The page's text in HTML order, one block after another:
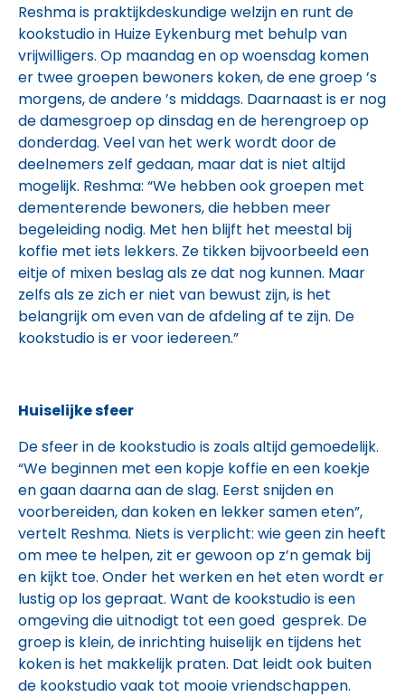
Reshma is praktijkdeskundige welzijn en runt de
kookstudio in Huize Eykenburg met behulp van
vrijwilligers. Op maandag en op woensdag komen
er twee groepen bewoners koken, de ene groep ’s
morgens, de andere ’s middags. Daarnaast is er nog
de damesgroep op dinsdag en de herengroep op
donderdag. Veel van het werk wordt door de
deelnemers zelf gedaan, maar dat is niet altijd
mogelijk. Reshma: “We hebben ook groepen met
dementerende bewoners, die hebben meer
begeleiding nodig. Met hen blijft het meestal bij
koffie met iets lekkers. Ze tikken bijvoorbeeld een
eitje of mixen beslag als ze dat nog kunnen. Maar
zelfs als ze zich er niet van bewust zijn, is het
belangrijk om even van de afdeling af te zijn. De
kookstudio is er voor iedereen.”
Huiselijke sfeer
De sfeer in de kookstudio is zoals altijd gemoedelijk.
“We beginnen met een kopje koffie en een koekje
en gaan daarna aan de slag. Eerst snijden en
voorbereiden, dan koken en lekker samen eten”,
vertelt Reshma. Niets is verplicht: wie geen zin heeft
om mee te helpen, zit er gewoon op z’n gemak bij
en kijkt toe. Onder het werken en het eten wordt er
lustig op los gepraat. Want de kookstudio is een
omgeving die uitnodigt tot een goed gesprek. De
groep is klein, de inrichting huiselijk en tijdens het
koken is het makkelijk praten. Dat leidt ook buiten
de kookstudio vaak tot mooie vriendschappen.